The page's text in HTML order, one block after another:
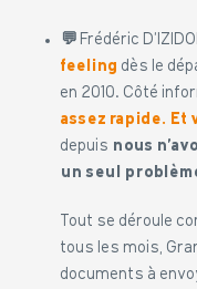
💬 Frédéric
feeling dès le
en 2010. Côté
assez rapide. Et
depuis nous
un seul
Tout se déroule
tous les mois,
documents à